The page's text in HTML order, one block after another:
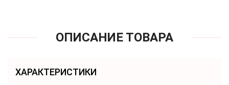
ОПИСАНИЕ ТОВАРА
ХАРАКТЕРИСТИКИ